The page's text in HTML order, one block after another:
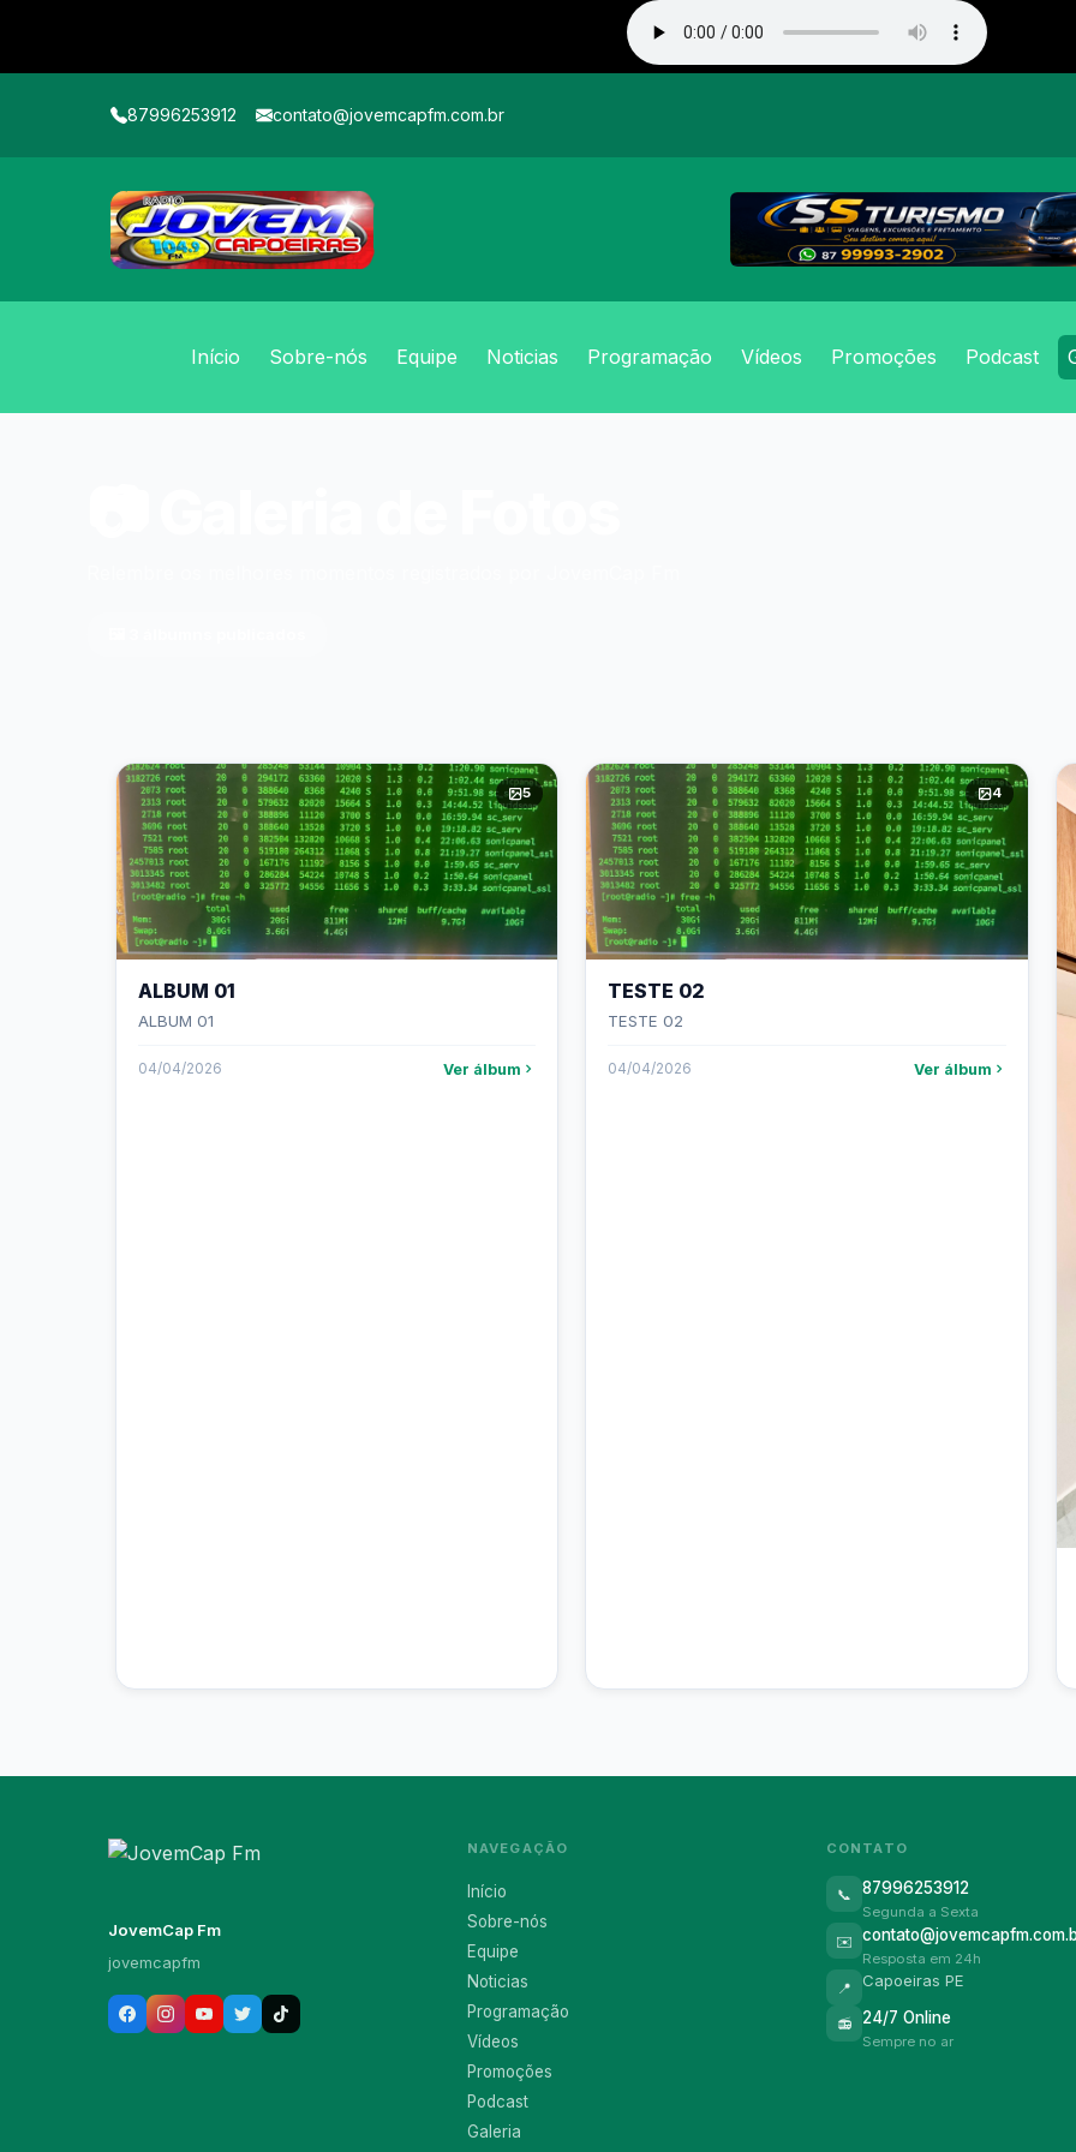
87996253912 contato@jovemcapfm.com.br
Início Sobre-nós Equipe Noticias Programação Vídeos Promoções Podcast
5
ALBUM 01
ALBUM 01
04/04/2026 Ver álbum
4
TESTE 02
TESTE 02
04/04/2026 Ver álbum
JovemCap Fm
jovemcapfm
NAVEGAÇÃO
Início
Sobre-nós
Equipe
Noticias
Programação
Vídeos
Promoções
Podcast
Galeria
CONTATO
📞 87996253912
Segunda a Sexta
✉️
Resposta em 24h
📍 Capoeiras PE
📻 24/7 Online
Sempre no ar